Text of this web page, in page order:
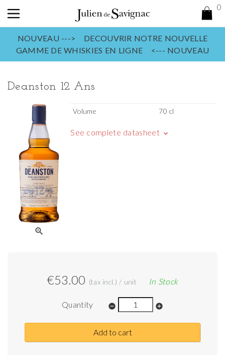
0
NOUVEAU ---> DECOUVRIR NOTRE NOUVELLE
GAMME DE WHISKIES EN LIGNE <--- NOUVEAU
Deanston 12 Ans
zoom_in
Volume 70 cl
See complete datasheet keyboard_arrow_down
€53.00 (tax incl.) / unit In Stock
Quantity remove_circle add_circle
Add to cart